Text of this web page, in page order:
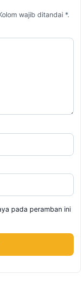
wajib ditandai *.
pada peramban ini